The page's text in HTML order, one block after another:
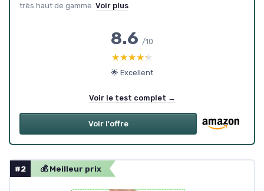
très haut de gamme. Voir plus
8.6 /10
★★★★★
★★★★★
🌟 Excellent
Voir le test complet →
Voir l'offre
#2 💰 Meilleur prix